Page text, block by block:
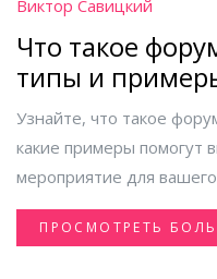
Виктор Савицкий
Что такое
типы и
Узнайте, что такое
какие примеры помогут
мероприятие для
ПРОСМОТРЕТЬ